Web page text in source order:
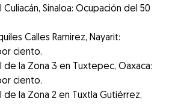
Sinaloa: Ocupación del 50
Calles Ramirez, Nayarit:
ciento.
de la Zona 3 en Tuxtepec, Oaxaca:
ciento.
de la Zona 2 en Tuxtla Gutiérrez,